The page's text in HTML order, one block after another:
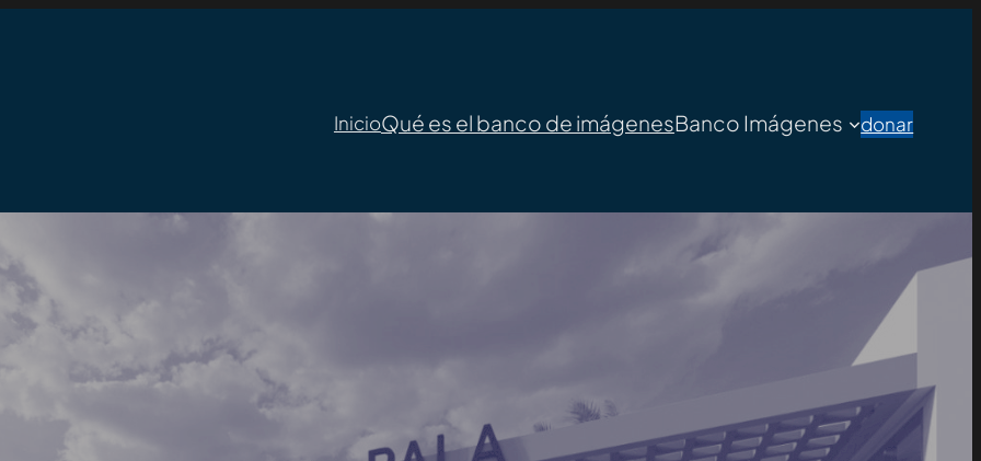
InicioQué es el banco de imágenesBanco Imágenes donar